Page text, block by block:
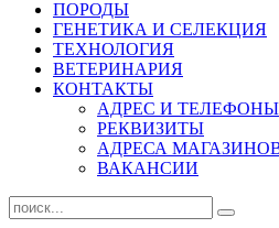
ПОРОДЫ
ГЕНЕТИКА И СЕЛЕКЦИЯ
ТЕХНОЛОГИЯ
ВЕТЕРИНАРИЯ
КОНТАКТЫ
АДРЕС И ТЕЛЕФОНЫ
РЕКВИЗИТЫ
АДРЕСА
ВАКАНСИИ